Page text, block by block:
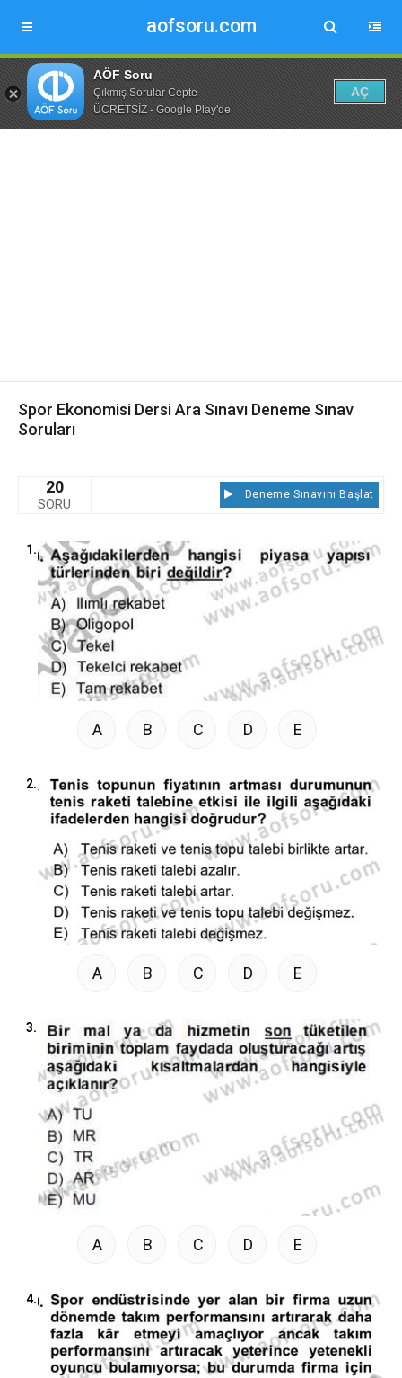
aofsoru.com
AÖF Soru
Çıkmış Sorular Cepte
ÜCRETSİZ - Google Play'de
AÇ
Spor Ekonomisi Dersi Ara Sınavı Deneme Sınav
Soruları
20
SORU
Deneme Sınavını Başlat
1.
A B C D E
2.
A B C D E
3.
A B C D E
4.